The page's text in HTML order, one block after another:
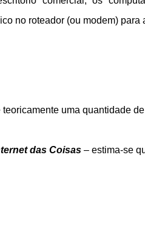
no roteador (ou modem) para
uma quantidade de
das Coisas – estima-se